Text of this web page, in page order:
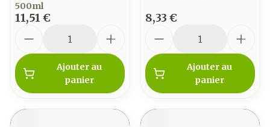
500ml
11,51 €
Ajouter au
panier
8,33 €
Ajouter au
panier